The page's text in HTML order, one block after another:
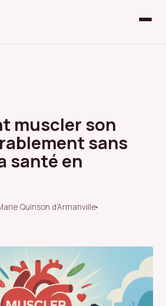
muscler son
sans
santé en
Quinson d’Armanville
·